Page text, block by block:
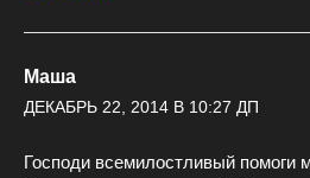
Маша
ДЕКАБРЬ 22, 2014 В 10:27 ДП
Господи всемилостливый помоги